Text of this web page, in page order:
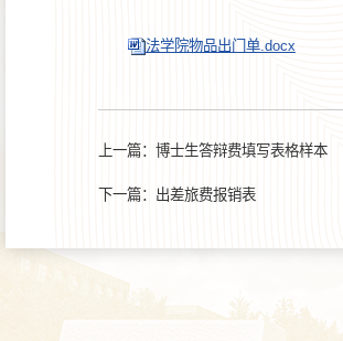
法学院物品出门单.docx
上一篇： 博士生答辩费填写表格样本
下一篇： 出差旅费报销表